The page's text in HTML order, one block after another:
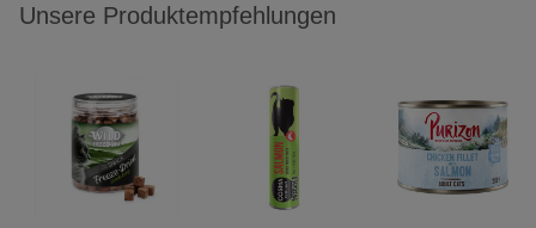
Unsere Produktempfehlungen